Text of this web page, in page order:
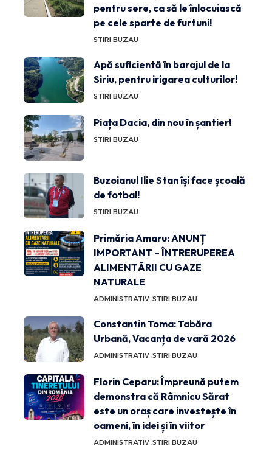
pentru sere, ca să le înlocuiască
pe cele sparte de furtuni!
STIRI BUZAU
Apă suficientă în barajul de la
Siriu, pentru irigarea culturilor!
STIRI BUZAU
Piața Dacia, din nou în șantier!
STIRI BUZAU
Buzoianul Ilie Stan își face școală
de fotbal!
STIRI BUZAU
Primăria Amaru: ANUNȚ
IMPORTANT – ÎNTRERUPEREA
ALIMENTĂRII CU GAZE
NATURALE
ADMINISTRATIV STIRI BUZAU
Constantin Toma: Tabăra
Urbană, Vacanța de vară 2026
ADMINISTRATIV STIRI BUZAU
Florin Ceparu: Împreună putem
demonstra că Râmnicu Sărat
este un oraș care investește în
oameni, în idei și în viitor
ADMINISTRATIV STIRI BUZAU